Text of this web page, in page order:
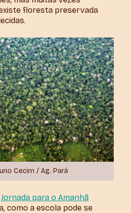
floresta preservada
Cecim / Ag. Pará
Jornada para o Amanhã
como a escola pode se